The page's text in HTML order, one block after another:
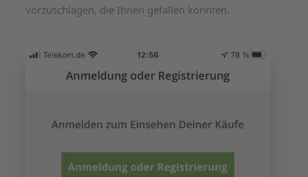
vorzuschlagen, die Ihnen gefallen könnten.